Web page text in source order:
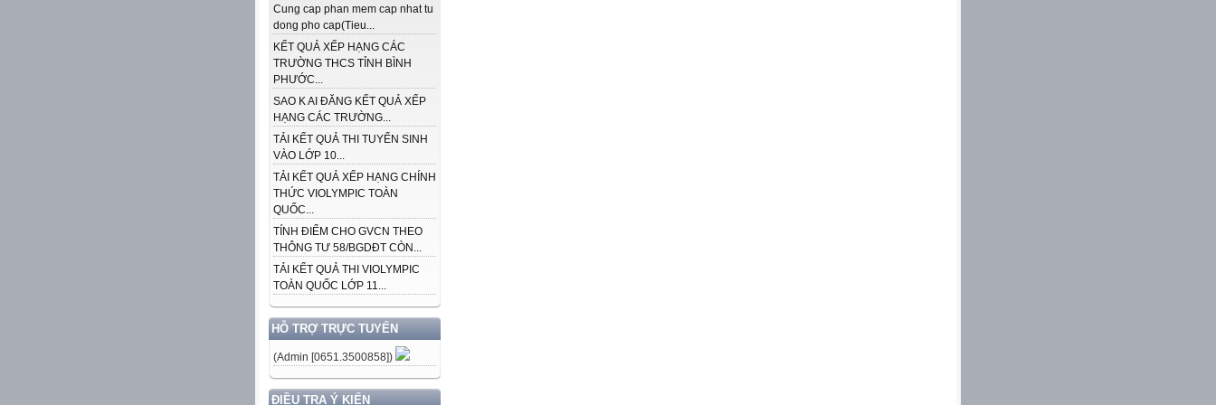
Cung cap phan mem cap nhat tu
dong pho cap(Tieu...
KẾT QUẢ XẾP HẠNG CÁC
TRƯỜNG THCS TỈNH BÌNH
PHƯỚC...
SAO K AI ĐĂNG KẾT QUẢ XẾP
HẠNG CÁC TRƯỜNG...
TẢI KẾT QUẢ THI TUYỂN SINH
VÀO LỚP 10...
TẢI KẾT QUẢ XẾP HẠNG CHÍNH
THỨC VIOLYMPIC TOÀN
QUỐC...
TÍNH ĐIỂM CHO GVCN THEO
THÔNG TƯ 58/BGDĐT CÒN...
TẢI KẾT QUẢ THI VIOLYMPIC
TOÀN QUỐC LỚP 11...
HỖ TRỢ TRỰC TUYẾN
(Admin [0651.3500858])
ĐIỀU TRA Ý KIẾN